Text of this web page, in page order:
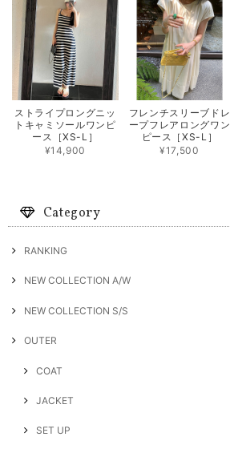
ストライプロングニッ
トキャミソールワンピ
ース［XS-L］
¥14,900
フレンチスリーブドレ
ープフレアロングワン
ピース［XS-L］
¥17,500
Category
RANKING
NEW COLLECTION A/W
NEW COLLECTION S/S
OUTER
COAT
JACKET
SET UP